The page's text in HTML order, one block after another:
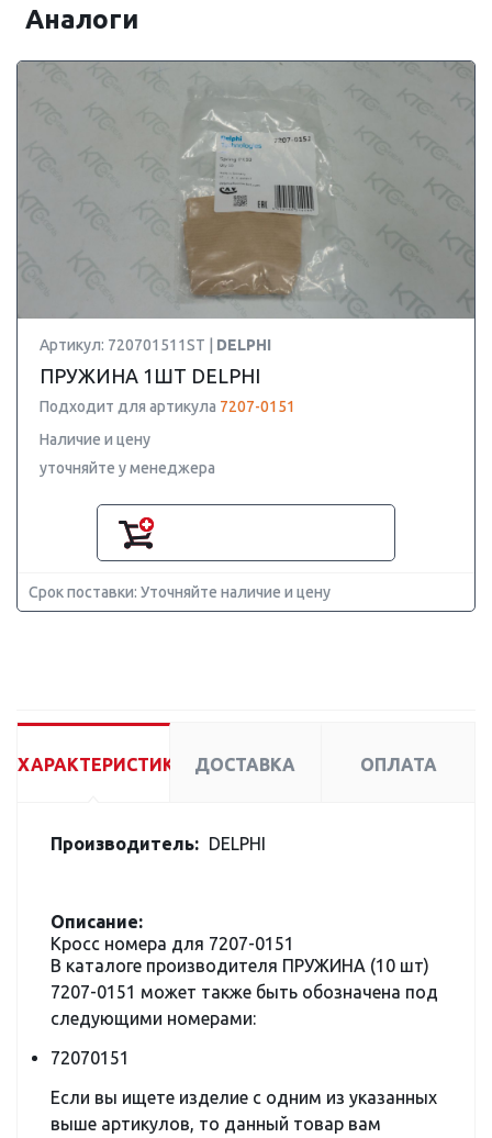
Аналоги
Артикул: 720701511ST | DELPHI
ПРУЖИНА 1ШТ DELPHI
Подходит для артикула 7207-0151
Наличие и цену
уточняйте у менеджера
Срок поставки: Уточняйте наличие и цену
ХАРАКТЕРИСТИКИ ДОСТАВКА ОПЛАТА
Производитель: DELPHI
Описание:
Кросс номера для 7207-0151
В каталоге производителя ПРУЖИНА (10 шт)
7207-0151 может также быть обозначена под
следующими номерами:
72070151
Если вы ищете изделие с одним из указанных
выше артикулов, то данный товар вам